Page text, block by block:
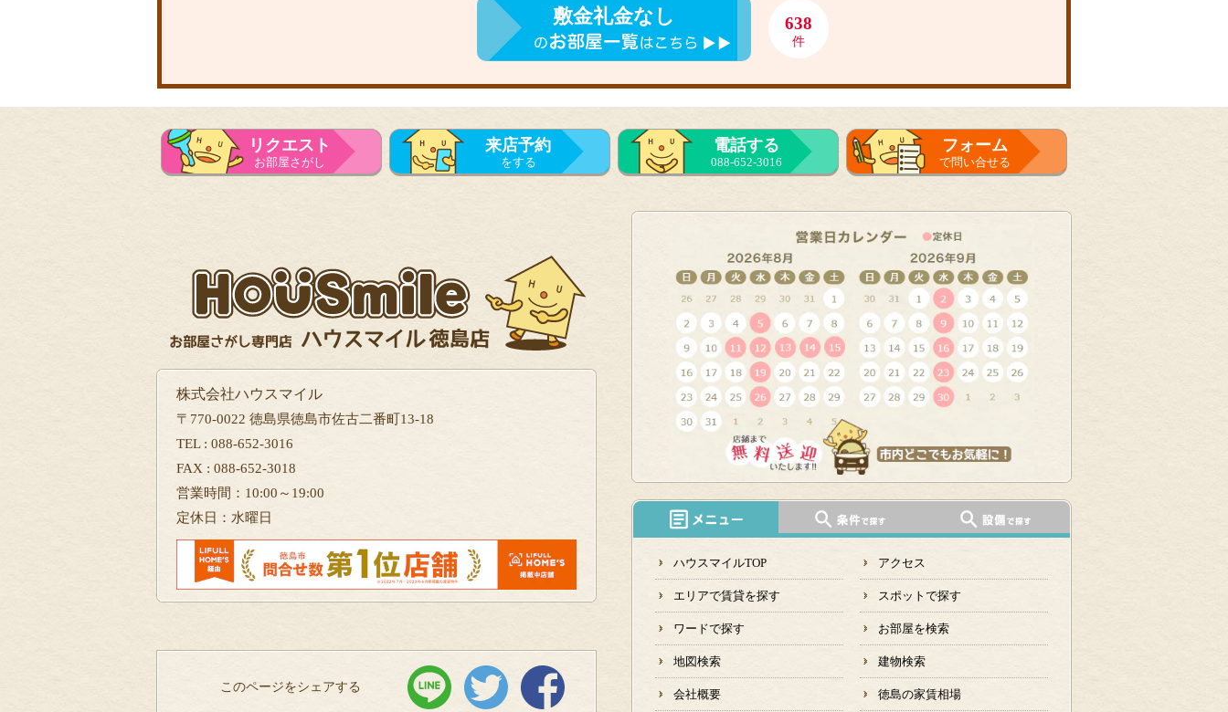
敷金礼金なし 638
件
リクエスト
お部屋さがし
来店予約
をする
電話する
088-652-3016
フォーム
で問い合せる
株式会社ハウスマイル
〒770-0022 徳島県徳島市佐古二番町13-18
TEL : 088-652-3016
FAX : 088-652-3018
営業時間：10:00～19:00
定休日：水曜日
このページをシェアする
ハウスマイルTOP アクセス
エリアで賃貸を探す スポットで探す
ワードで探す お部屋を検索
地図検索 建物検索
会社概要 徳島の家賃相場